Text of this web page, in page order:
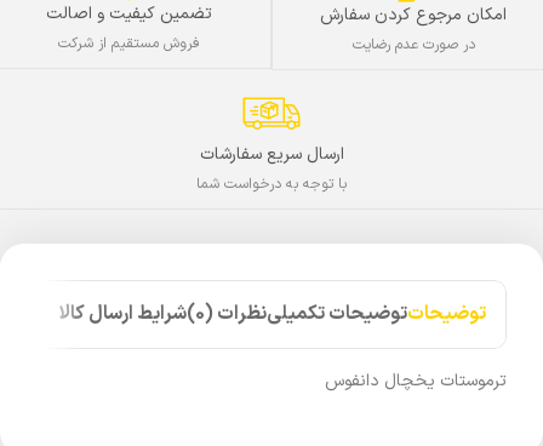
امکان مرجوع کردن سفارش
در صورت عدم رضایت
تضمین کیفیت و اصالت
فروش مستقیم از شرکت
ارسال سریع سفارشات
با توجه به درخواست شما
توضیحاتتوضیحات تکمیلینظرات (0) شرایط ارسال کالا
ترموستات یخچال دانفوس